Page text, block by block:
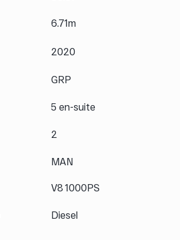
6.71m
2020
GRP
5 en-suite
2
MAN
V8 1000PS
Diesel